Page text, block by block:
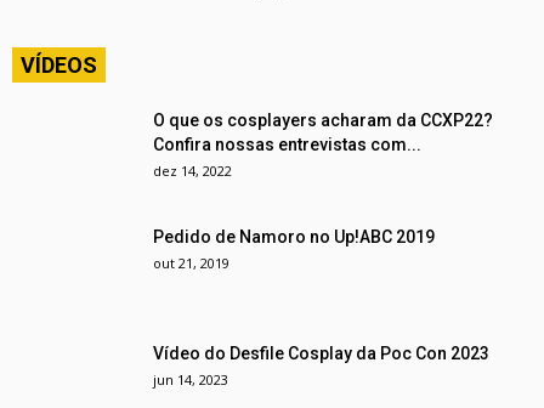
VÍDEOS
O que os cosplayers acharam da CCXP22?
Confira nossas entrevistas com...
dez 14, 2022
Pedido de Namoro no Up!ABC 2019
out 21, 2019
Vídeo do Desfile Cosplay da Poc Con 2023
jun 14, 2023